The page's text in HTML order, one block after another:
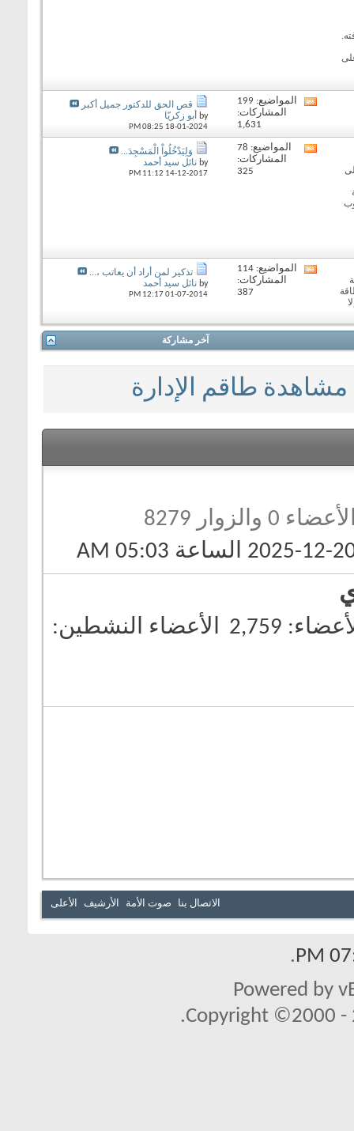
View
RSS
feed
المواضيع: 199
المشاركات:
1,631
قص الحق للدكتور جميل أكبر
by أبو زكريّا
18-01-2024
08:25 PM
Viewالمواضيع: 78
المشاركات:
325
وَلِيَدْخُلُواْ الْمَسْجِدَ...
by نائل سيد أحمد
14-12-2017
11:12 PM
View
المواضيع: 114
المشاركات:
387
تذكير لمن أراد أن يعاتب ،...
by نائل سيد أحمد
01-07-2014
12:17 PM
آخر مشاركة
مشاهدة طاقم الإدارة
0 والزوار 8279
2,759 الأعضاء النشطين
الاتصال بنا صوت الأمة الأرشيف الأعلى
.
Powered by
Copyright ©2000 -